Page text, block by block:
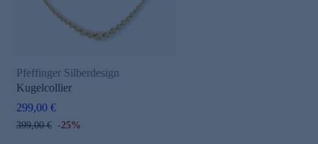
Pfeffinger Silberdesign
Kugelcollier
299,00 €
399,00 € -25%